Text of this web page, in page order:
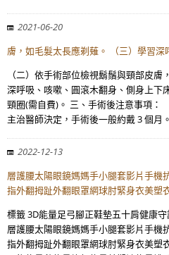
2021-06-20
膚，如毛髮太長應剃薙。 （三）學習
（二）依手術部位檢視鬍鬚與頸部皮
深呼吸、咳嗽、圓滾木翻身、側身上下
頸圈(需自費)。 三、手術後注意事項：
主治醫師決定，手術後一般約戴 3 個月。
2022-12-13
層護腰太陽眼鏡媽媽手小腿套影片手機
指外翻拇趾外翻眼罩網球肘緊身衣美塑
標籤 3D能量足弓腳正鞋墊五十肩健康
層護腰太陽眼鏡媽媽手小腿套影片手機
指外翻拇趾外翻眼罩網球肘緊身衣美塑